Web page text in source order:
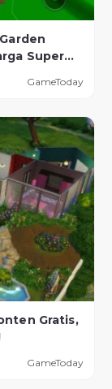
Super
GameToday
Gratis,
GameToday